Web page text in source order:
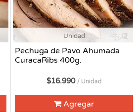
Unidad
Pechuga de Pavo Ahumada
CuracaRibs 400g.
$16.990 / Unidad
Agregar